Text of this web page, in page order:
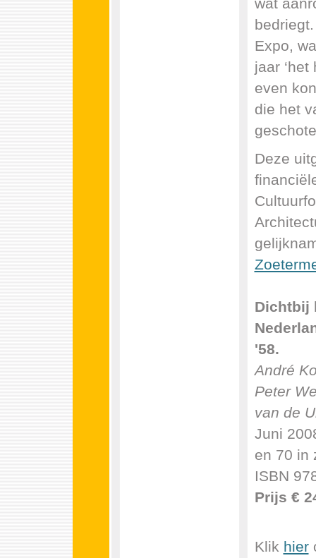
Expo,
jaar
even
die het
Deze
Dichtbij
'58.
André
Peter
van de
Juni
en 70 in
ISBN
Prijs €
Klik hier